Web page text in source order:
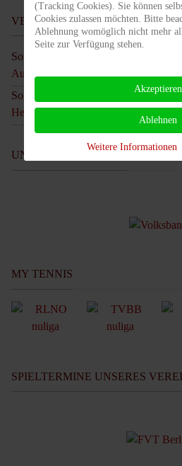
VERBANDSSPIELKALENDER
So 06 Sep. @ 09:00
Auswärtsspiel U12 Mixed in Berlin
So 20 Sep. @ 09:00
13:00
Heimspiel U12 Mixed gegen SV
UNSERE SPONSOREN
MY TENNIS
SPIELTERMINE UNSERES
(Tracking Cookies). Sie können
Cookies zulassen möchten. Bitte
Ablehnung womöglich nicht mehr
Seite zur Verfügung stehen.
Akzeptieren
Ablehnen
Weitere Informationen